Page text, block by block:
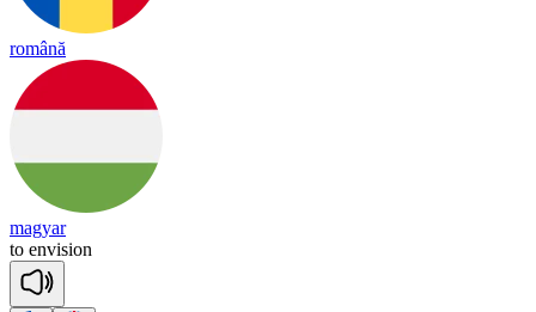
română
magyar
to envision